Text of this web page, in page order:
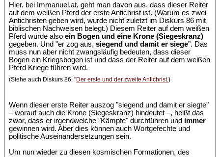
Hier, bei Immanuel.at, geht man davon aus, dass dieser Reiter
auf dem weißen Pferd der erste Antichrist ist. (Warum es zwei
Antichristen geben wird, wurde nicht zuletzt im Diskurs 86 mit
biblischen Nachweisen belegt.) Diesem Reiter auf dem weißen
Pferd wurde alsoein Bogen und eine Krone (Siegeskranz)
gegeben. Und "er zog aus,siegend und damit er siege". Das
muss nun aber nicht zwangsläufig bedeuten, dass dieser
Bogen ein Kriegsbogen ist und dass der Reiter auf dem weißen
Pferd Kriege führen wird.
(Siehe auch Diskurs 86: "Der erste und der zweite Antichrist.)
Wenn dieser erste Reiter auszog "siegend und damit er siegte"
– worauf auch die Krone (Siegeskranz) hindeutet –, heißt das
zwar, dass er irgendwelche "Kämpfe" durchführen und immer
gewinnen wird. Aber dies können auch Wortgefechte und
politische Auseinandersetzungen sein.
Um nun wieder zu diesen kosmischen Formationen, des